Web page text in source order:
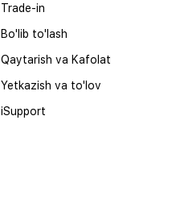
Trade-in
Bo'lib to'lash
Qaytarish va Kafolat
Yetkazish va to'lov
iSupport